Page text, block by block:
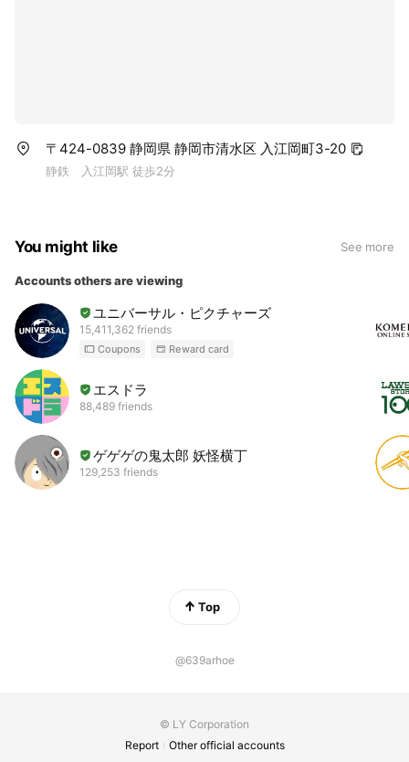
〒424-0839 静岡県 静岡市清水区 入江岡町3-20
静鉄 入江岡駅 徒歩2分
You might like See more
Accounts others are viewing
ユニバーサル・ピクチャーズ
15,411,362 friends
Coupons Reward card
エスドラ
88,489 friends
ゲゲゲの鬼太郎 妖怪横丁
129,253 friends
Top
@639arhoe
© LY Corporation
Report
Other official accounts